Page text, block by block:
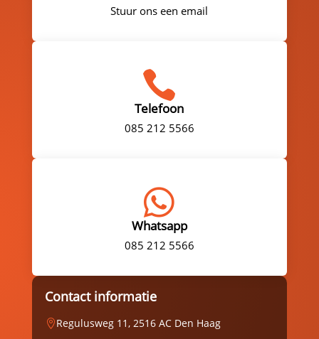
Stuur ons een email

Telefoon
085 212 5566

Whatsapp
085 212 5566
Contact informatie
Regulusweg 11, 2516 AC Den Haag